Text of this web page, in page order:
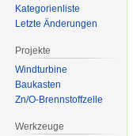
Kategorienliste
Letzte Änderungen
Projekte
Windturbine
Baukasten
Zn/O-Brennstoffzelle
Werkzeuge